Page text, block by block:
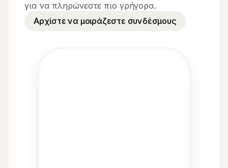
για να πληρώνεστε πιο γρήγορα.
Αρχίστε να μοιράζεστε συνδέσμους